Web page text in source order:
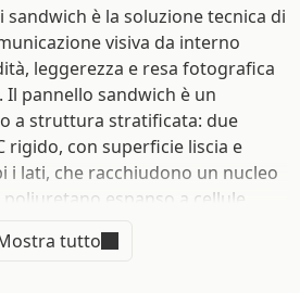
sandwich è la soluzione tecnica di
visiva da interno
leggerezza e resa fotografica
pannello sandwich è un
a struttura stratificata: due
rigido, con superficie liscia e
i lati, che racchiudono un nucleo
espanso a cellule
del pannello, garantendo rigidità
tutto